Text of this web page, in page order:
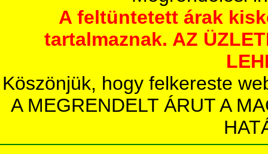
A feltüntetett árak
tartalmaznak. AZ
Köszönjük, hogy felkereste
A MEGRENDELT ÁRUT A